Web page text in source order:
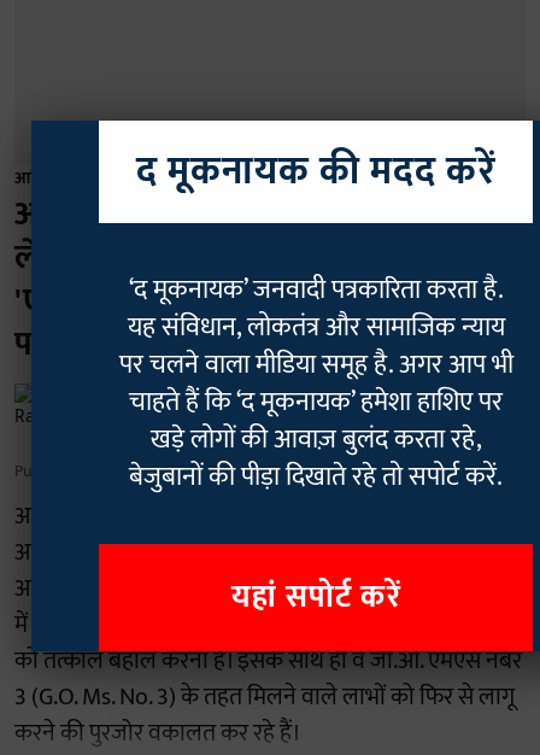
आदिवासी
आंध्र प्रदेश: आरक्षण बहाली की मांग को
लेकर 8 अगस्त को होगा आदिवासियों का
'एजेंसी बंद', चप्पे-चप्पे पर पुलिस का सख्त
पहरा
Rajan Chaudhary
Published on 06 Aug 2026, 6:43 am
आंध्र प्रदेश के आदिवासी संगठनों ने अपनी लंबित मांगों को लेकर
आगामी 8 अगस्त को राज्य भर के एजेंसी क्षेत्रों में पूर्ण बंद का
आह्वान किया है। इन समूहों की सबसे प्रमुख मांग अनुसूचित क्षेत्रों
में अनुसूचित जनजातियों (एसटी) के लिए 100 प्रतिशत आरक्षण
को तत्काल बहाल करना है। इसके साथ ही वे जी.ओ. एमएस नंबर
3 (G.O. Ms. No. 3) के तहत मिलने वाले लाभों को फिर से लागू
करने की पुरजोर वकालत कर रहे हैं।
द मूकनायक की मदद करें
‘द मूकनायक’ जनवादी पत्रकारिता करता है.
यह संविधान, लोकतंत्र और सामाजिक न्याय
पर चलने वाला मीडिया समूह है. अगर आप भी
चाहते हैं कि ‘द मूकनायक’ हमेशा हाशिए पर
खड़े लोगों की आवाज़ बुलंद करता रहे,
बेजुबानों की पीड़ा दिखाते रहे तो सपोर्ट करें.
यहां सपोर्ट करें